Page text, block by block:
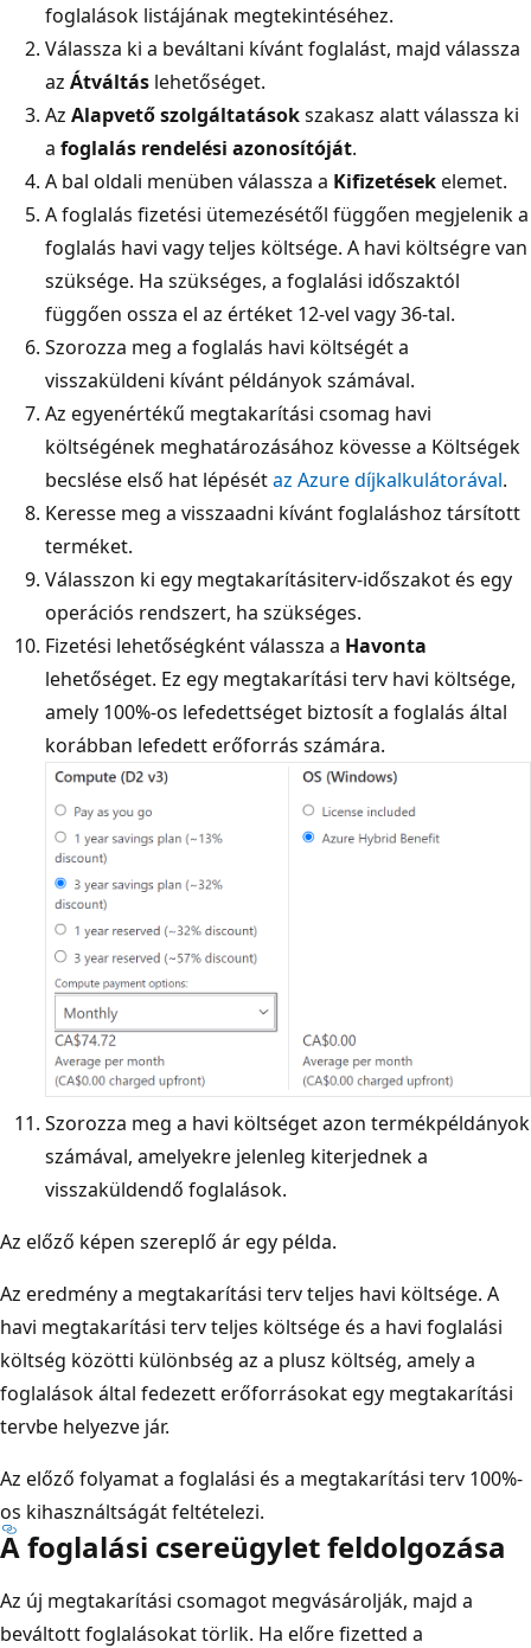
foglalások listájának megtekintéséhez.
Válassza ki a beváltani kívánt foglalást, majd válassza
az Átváltás lehetőséget.
Az Alapvető szolgáltatásokszakasz alatt válassza ki
a foglalás rendelési azonosítóját.
A bal oldali menüben válassza a Kifizetésekelemet.
A foglalás fizetési ütemezésétől függően megjelenik a
foglalás havi vagy teljes költsége. A havi költségre van
szüksége. Ha szükséges, a foglalási időszaktól
függően ossza el az értéket 12-vel vagy 36-tal.
Szorozza meg a foglalás havi költségét a
visszaküldeni kívánt példányok számával.
Az egyenértékű megtakarítási csomag havi
költségének meghatározásához kövesse a Költségek
becslése első hat lépésétaz Azure díjkalkulátorával.
Keresse meg a visszaadni kívánt foglaláshoz társított
terméket.
Válasszon ki egy megtakarításiterv-időszakot és egy
operációs rendszert, ha szükséges.
Fizetési lehetőségként válassza a Havonta
lehetőséget. Ez egy megtakarítási terv havi költsége,
amely 100%-os lefedettséget biztosít a foglalás által
korábban lefedett erőforrás számára.
Szorozza meg a havi költséget azon termékpéldányok
számával, amelyekre jelenleg kiterjednek a
visszaküldendő foglalások.
Az előző képen szereplő ár egy példa.
Az eredmény a megtakarítási terv teljes havi költsége. A
havi megtakarítási terv teljes költsége és a havi foglalási
költség közötti különbség az a plusz költség, amely a
foglalások által fedezett erőforrásokat egy megtakarítási
tervbe helyezve jár.
Az előző folyamat a foglalási és a megtakarítási terv 100%-
os kihasználtságát feltételezi.
A foglalási csereügylet feldolgozása
Az új megtakarítási csomagot megvásárolják, majd a
beváltott foglalásokat törlik. Ha előre fizetted a